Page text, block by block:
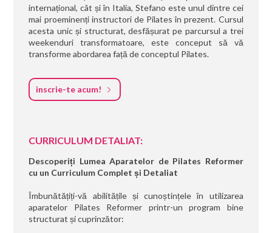
internațional, cât și în Italia, Stefano este unul dintre cei
mai proeminenți instructori de Pilates în prezent. Cursul
acesta unic și structurat, desfășurat pe parcursul a trei
weekenduri transformatoare, este conceput să vă
transforme abordarea față de conceptul Pilates.
inscrie-te acum!
CURRICULUM DETALIAT:
Descoperiți Lumea Aparatelor de Pilates Reformer
cu un Curriculum Complet și Detaliat
Îmbunătățiți-vă abilitățile și cunoștințele în utilizarea
aparatelor Pilates Reformer printr-un program bine
structurat și cuprinzător: